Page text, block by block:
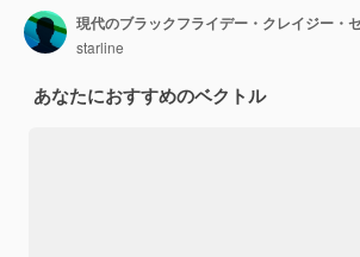
starline
あなたにおすすめのベクトル